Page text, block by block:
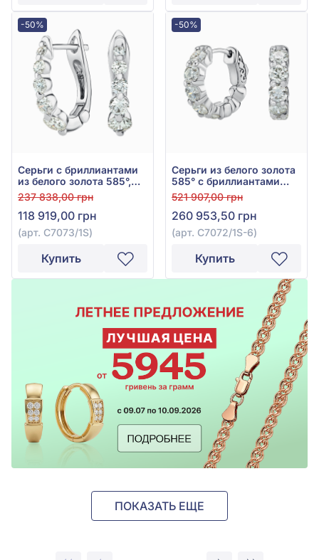
-50%
Серьги с бриллиантами
из белого золота 585°,
бриллиант 0,97ct, арт.
С7073/1S
237 838,00 грн
118 919,00 грн
(арт. С7073/1S)
Купить
-50%
Серьги из белого золота
585° с бриллиантами
2,54ct, арт. С7072/1S-6
521 907,00 грн
260 953,50 грн
(арт. С7072/1S-6)
Купить
ПОКАЗАТЬ ЕЩЕ